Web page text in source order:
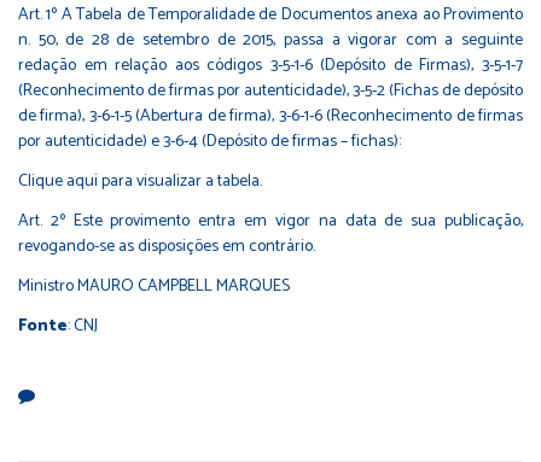
Art. 1º A Tabela de Temporalidade de Documentos anexa ao Provimento
n. 50, de 28 de setembro de 2015, passa a vigorar com a seguinte
redação em relação aos códigos 3-5-1-6 (Depósito de Firmas), 3-5-1-7
(Reconhecimento de firmas por autenticidade), 3-5-2 (Fichas de depósito
de firma), 3-6-1-5 (Abertura de firma), 3-6-1-6 (Reconhecimento de firmas
por autenticidade) e 3-6-4 (Depósito de firmas – fichas):
Clique aquipara visualizar a tabela.
Art. 2º Este provimento entra em vigor na data de sua publicação,
revogando-se as disposições em contrário.
Ministro MAURO CAMPBELL MARQUES
Fonte: CNJ